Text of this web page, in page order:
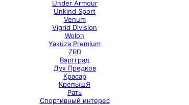
Under Armour
Unkind Sport
Venum
Vigrid Division
Wolon
Yakuza Premium
ZRD
Варгград
Дух Предков
Красар
КрепышЯ
Рать
Спортивный интерес